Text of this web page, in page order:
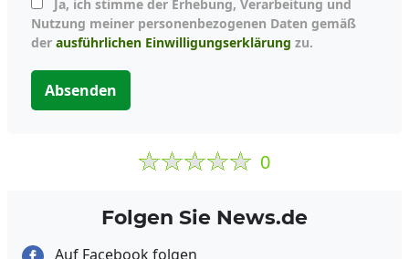
Nutzung meiner personenbezogenen Daten gemäß
der ausführlichen Einwilligungserklärung zu.
Absenden
0
Folgen Sie News.de
Auf Facebook folgen